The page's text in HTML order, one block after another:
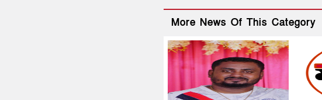
More News Of This Category